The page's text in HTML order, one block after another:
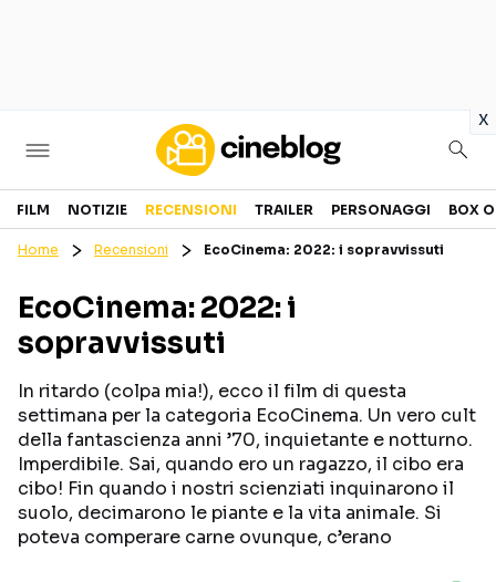
x
Cinema
GENERI
PERSONAGGI
CANALI STREAMING
Categorie
NOTIZIE
CURIOSITÀ
RECENSIONI
TRAILER
BOX OFFICE
FILM NOTIZIE RECENSIONI TRAILER PERSONAGGI BOX
Home Recensioni EcoCinema: 2022: i sopravvissuti
EcoCinema: 2022: i
sopravvissuti
In ritardo (colpa mia!), ecco il film di questa
settimana per la categoria EcoCinema. Un vero cult
della fantascienza anni ’70, inquietante e notturno.
Imperdibile. Sai, quando ero un ragazzo, il cibo era
cibo! Fin quando i nostri scienziati inquinarono il
suolo, decimarono le piante e la vita animale. Si
poteva comperare carne ovunque, c’erano